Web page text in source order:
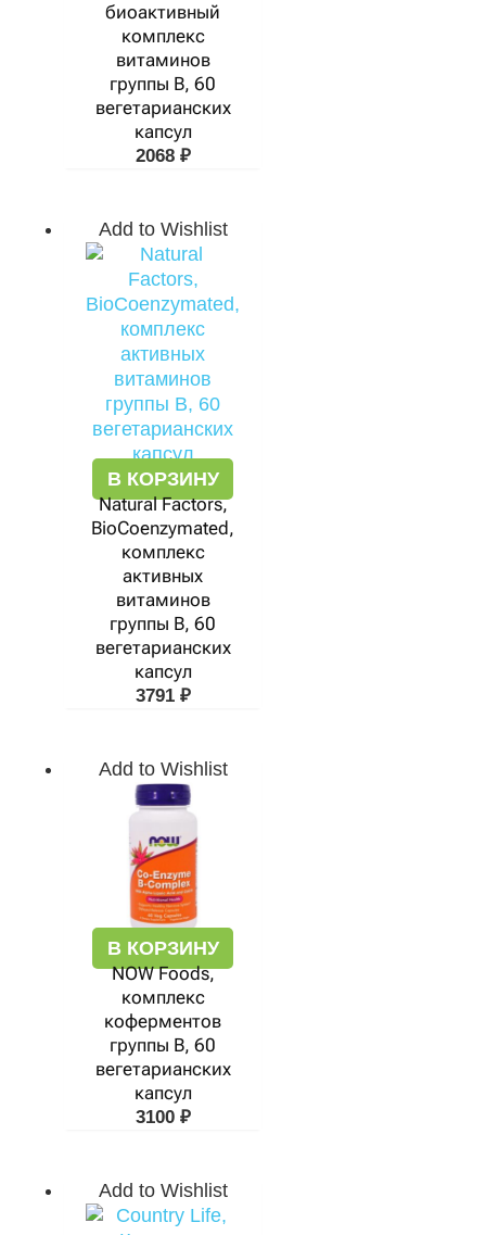
биоактивный
комплекс
витаминов
группы B, 60
вегетарианских
капсул
2068 ₽
Add to Wishlist
В КОРЗИНУ
Natural Factors,
BioCoenzymated,
комплекс
активных
витаминов
группы B, 60
вегетарианских
капсул
3791 ₽
Add to Wishlist
В КОРЗИНУ
NOW Foods,
комплекс
коферментов
группы B, 60
вегетарианских
капсул
3100 ₽
Add to Wishlist